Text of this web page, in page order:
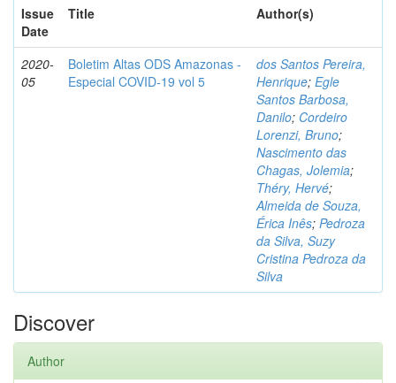
Issue
Date
Title Author(s)
2020-
05
Boletim Altas ODS Amazonas -
Especial COVID-19 vol 5
dos Santos Pereira,
Henrique; Egle
Santos Barbosa,
Danilo; Cordeiro
Lorenzi, Bruno;
Nascimento das
Chagas, Jolemia;
Théry, Hervé;
Almeida de Souza,
Érica Inês; Pedroza
da Silva, Suzy
Cristina Pedroza da
Silva
Discover
Author